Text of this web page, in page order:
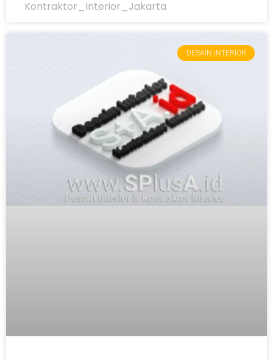
Kontraktor_Interior_Jakarta
DESAIN INTERIOR